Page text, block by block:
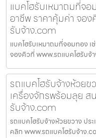
แบคโฮรับเหมาถมที่จ
อาชีพ ราคาคุ้มค่า จอ
รับจ้าง.com
แบคโฮรับเหมาถมที่จอมทอง
จองคิวที่ www.รถแบคโฮรับจ้
รถแบคโฮรับจ้างห้วยข
เครื่องจักรพร้อมลุย ส
รับจ้าง.com
รถแบคโฮรับจ้างห้วยขวาง ปร
คลิก www.รถแบคโฮรับจ้าง